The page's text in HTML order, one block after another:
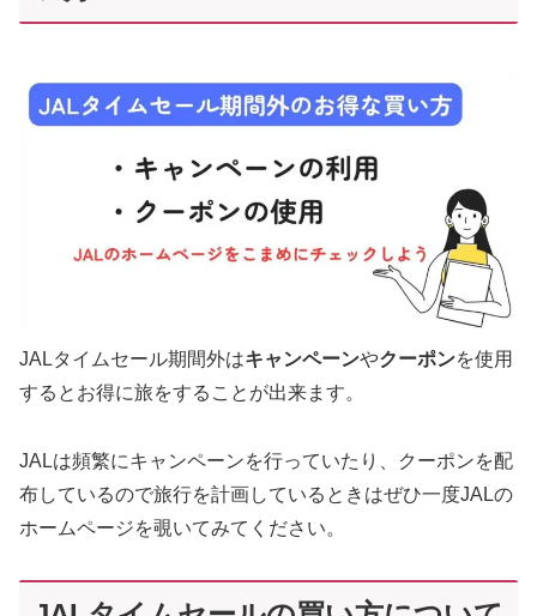
JALタイムセール期間外はキャンペーンやクーポンを使用
するとお得に旅をすることが出来ます。
JALは頻繁にキャンペーンを行っていたり、クーポンを配
布しているので旅行を計画しているときはぜひ一度JALの
ホームページを覗いてみてください。